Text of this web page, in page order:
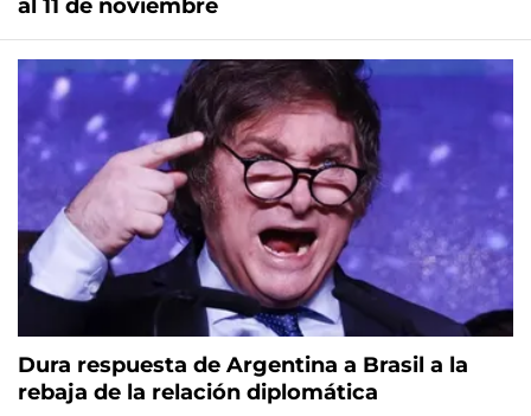
al 11 de noviembre
Dura respuesta de Argentina a Brasil a la
rebaja de la relación diplomática